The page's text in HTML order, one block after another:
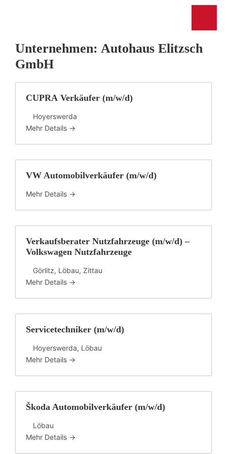
Unternehmen: Autohaus Elitzsch
GmbH
CUPRA Verkäufer (m/w/d)
Hoyerswerda
Mehr Details
VW Automobilverkäufer (m/w/d)
Mehr Details
Verkaufsberater Nutzfahrzeuge (m/w/d) –
Volkswagen Nutzfahrzeuge
Görlitz Löbau Zittau
Mehr Details
Servicetechniker (m/w/d)
Hoyerswerda Löbau
Mehr Details
Škoda Automobilverkäufer (m/w/d)
Löbau
Mehr Details